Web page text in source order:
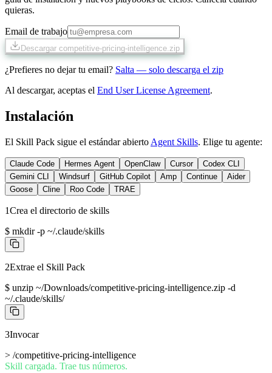
quieras.
Email de trabajo
Descargar competitive-pricing-intelligence.zip
¿Prefieres no dejar tu email? Salta — solo descarga el zip
Al descargar, aceptas el End User License Agreement.
Instalación
El Skill Pack sigue el estándar abierto Agent Skills. Elige tu agente:
Claude Code Hermes Agent OpenClaw Cursor
Codex CLI
Gemini CLI
Windsurf GitHub Copilot Amp Continue
Aider
Goose
Cline Roo Code TRAE
1Crea el directorio de skills
$ mkdir -p ~/.claude/skills
2Extrae el Skill Pack
$ unzip ~/Downloads/competitive-pricing-intelligence.zip -d
~/.claude/skills/
3Invocar
> /competitive-pricing-intelligence
Skill cargada. Trae tus números.